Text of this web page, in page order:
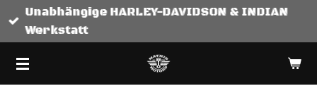
Zum
Hauptinhalt
Unabhängige HARLEY-DAVIDSON & INDIAN
Werkstatt